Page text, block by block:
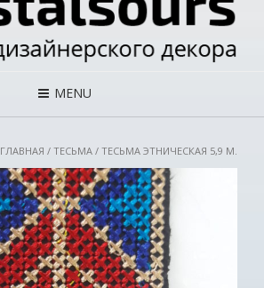
MENU
ГЛАВНАЯ / ТЕСЬМА / ТЕСЬМА ЭТНИЧЕСКАЯ 5,9 М.